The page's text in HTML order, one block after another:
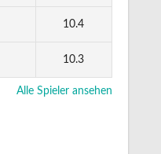
10.4
10.3
Alle Spieler ansehen